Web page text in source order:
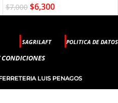
$7,000 $6,300
SAGRILAFT POLITICA DE DATOS
CONDICIONES
LUIS PENAGOS